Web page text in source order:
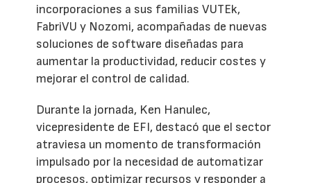
incorporaciones a sus familias VUTEk,
FabriVU y Nozomi, acompañadas de nuevas
soluciones de software diseñadas para
aumentar la productividad, reducir costes y
mejorar el control de calidad.
Durante la jornada, Ken Hanulec,
vicepresidente de EFI, destacó que el sector
atraviesa un momento de transformación
impulsado por la necesidad de automatizar
procesos, optimizar recursos y responder a